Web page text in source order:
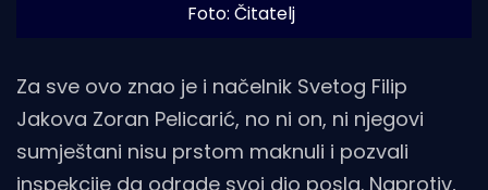
Foto: Čitatelj
Za sve ovo znao je i načelnik Svetog Filip
Jakova Zoran Pelicarić, no ni on, ni njegovi
sumještani nisu prstom maknuli i pozvali
inspekcije da odrade svoj dio posla. Naprotiv,